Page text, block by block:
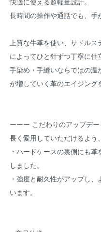
長時間の操作や通話でも、手
上質な牛革を使い、サドルス
によってひと針ずつ丁寧に仕
手染め・手縫いならではの
が増していく革のエイジング
ーーー こだわりのアップデ
長く愛用していただけるよう
・ハードケースの裏側にも
しました。
・強度と耐久性がアップし
います。